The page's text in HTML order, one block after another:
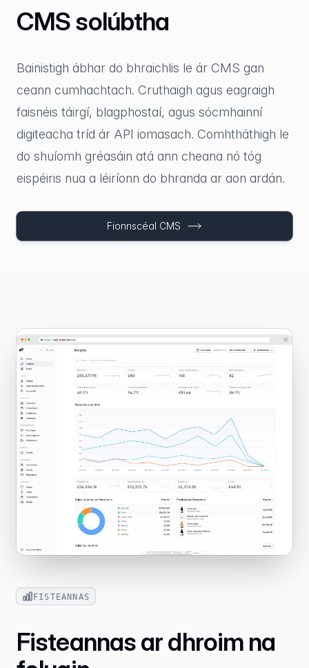
CMS solúbtha
Bainistigh ábhar do bhraichlis le ár CMS gan
ceann cumhachtach. Cruthaigh agus eagraigh
faisnéis táirgí, blagphostaí, agus sócmhainní
digiteacha tríd ár API iomasach. Comhtháthigh le
do shuíomh gréasáin atá ann cheana nó tóg
eispéiris nua a léiríonn do bhranda ar aon ardán.
Fionnscéal CMS
FISTEANNAS
Fisteannas ar dhroim na